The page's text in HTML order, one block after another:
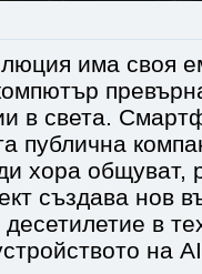
има своя
в света.
публична
хора общуват,
създава нов
в
на